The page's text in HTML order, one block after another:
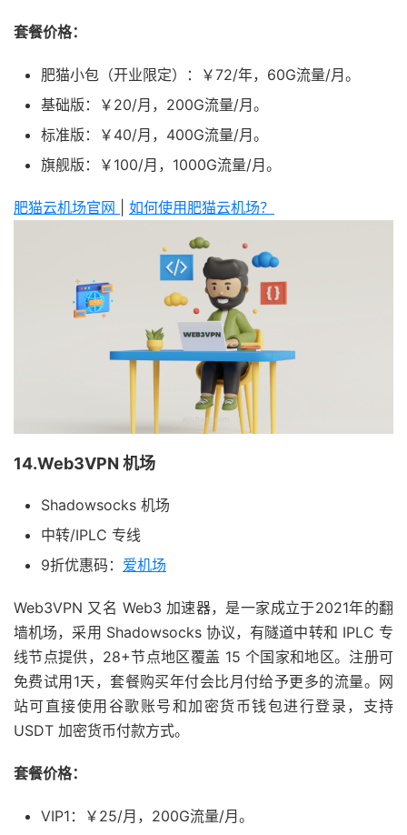
套餐价格：
肥猫小包（开业限定）：￥72/年，60G流量/月。
基础版：￥20/月，200G流量/月。
标准版：￥40/月，400G流量/月。
旗舰版：￥100/月，1000G流量/月。
肥猫云机场官网 如何使用肥猫云机场？
14.Web3VPN 机场
Shadowsocks 机场
中转/IPLC 专线
9折优惠码： 爱机场
Web3VPN 又名 Web3 加速器，是一家成立于2021年的翻
墙机场，采用 Shadowsocks 协议，有隧道中转和 IPLC 专
线节点提供，28+节点地区覆盖 15 个国家和地区。注册可
免费试用1天，套餐购买年付会比月付给予更多的流量。网
站可直接使用谷歌账号和加密货币钱包进行登录，支持
USDT 加密货币付款方式。
套餐价格：
VIP1：￥25/月，200G流量/月。